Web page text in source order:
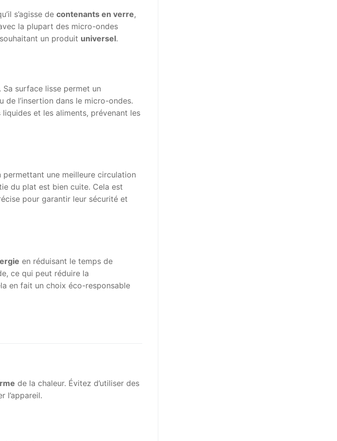
s’agisse de contenants en verre,
la plupart des micro-ondes
un produit universel.
Sa surface lisse permet un
l’insertion dans le micro-ondes.
et les aliments, prévenant les
permettant une meilleure circulation
du plat est bien cuite. Cela est
pour garantir leur sécurité et
en réduisant le temps de
ce qui peut réduire la
en fait un choix éco-responsable
de la chaleur. Évitez d’utiliser des
l’appareil.